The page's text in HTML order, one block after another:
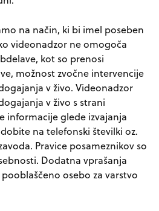
na način, ki bi imel poseben
videonadzor ne omogoča
kot so prenosi
možnost zvočne intervencije
v živo. Videonadzor
v živo s strani
informacije glede izvajanja
na telefonski številki oz.
Pravice posameznikov so
Dodatna vprašanja
osebo za varstvo